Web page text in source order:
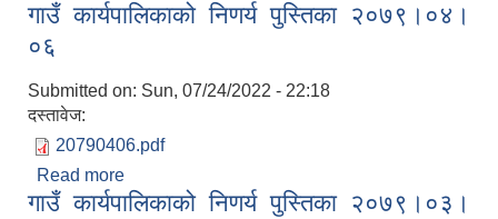
गाउँ कार्यपालिकाको निणर्य पुस्तिका २०७९।०४।
०६
Submitted on: Sun, 07/24/2022 - 22:18
दस्तावेज:
20790406.pdf
Read more
गाउँ कार्यपालिकाको निणर्य पुस्तिका २०७९।०३।